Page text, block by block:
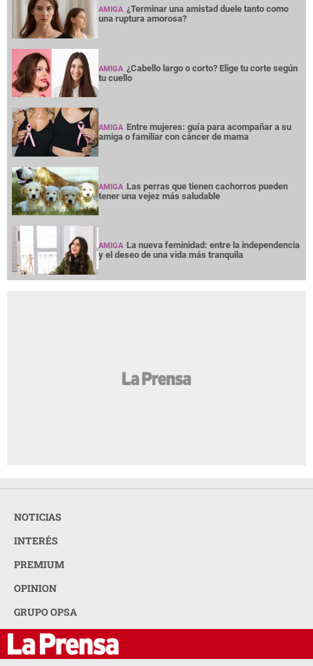
AMIGA ¿Terminar una amistad duele tanto como
una ruptura amorosa?
AMIGA ¿Cabello largo o corto? Elige tu corte según
tu cuello
AMIGA Entre mujeres: guía para acompañar a su
amiga o familiar con cáncer de mama
AMIGA Las perras que tienen cachorros pueden
tener una vejez más saludable
AMIGA La nueva feminidad: entre la independencia
y el deseo de una vida más tranquila
NOTICIAS
INTERÉS
PREMIUM
OPINION
GRUPO OPSA